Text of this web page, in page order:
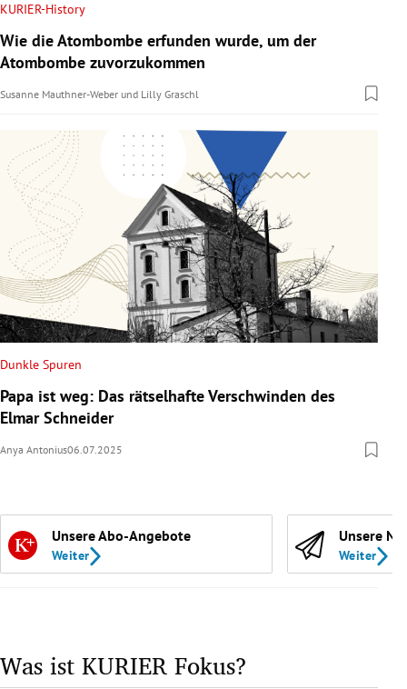
KURIER-History
Wie die Atombombe erfunden wurde, um der
Atombombe zuvorzukommen
Susanne Mauthner-Weber und Lilly Graschl
Dunkle Spuren
Papa ist weg: Das rätselhafte Verschwinden des
Elmar Schneider
Anya Antonius06.07.2025
Unsere Abo-Angebote
Weiter
Unsere
Weiter
Was ist KURIER Fokus?